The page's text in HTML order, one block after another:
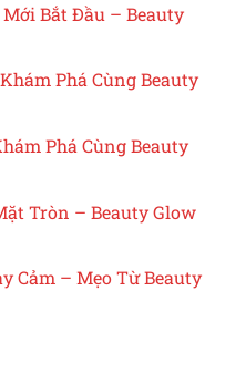
Bắt Đầu – Beauty
Phá Cùng Beauty
Phá Cùng Beauty
Tròn – Beauty Glow
Cảm – Mẹo Từ Beauty